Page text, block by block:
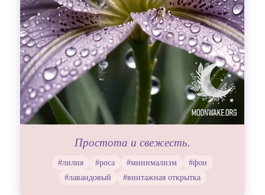
Простота и свежесть.
#лилия #роса #минимализм
#фон
#лавандовый
#винтажная открытка